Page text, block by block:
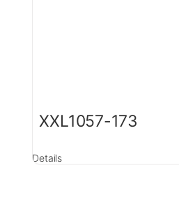
XXL1057-173
Details